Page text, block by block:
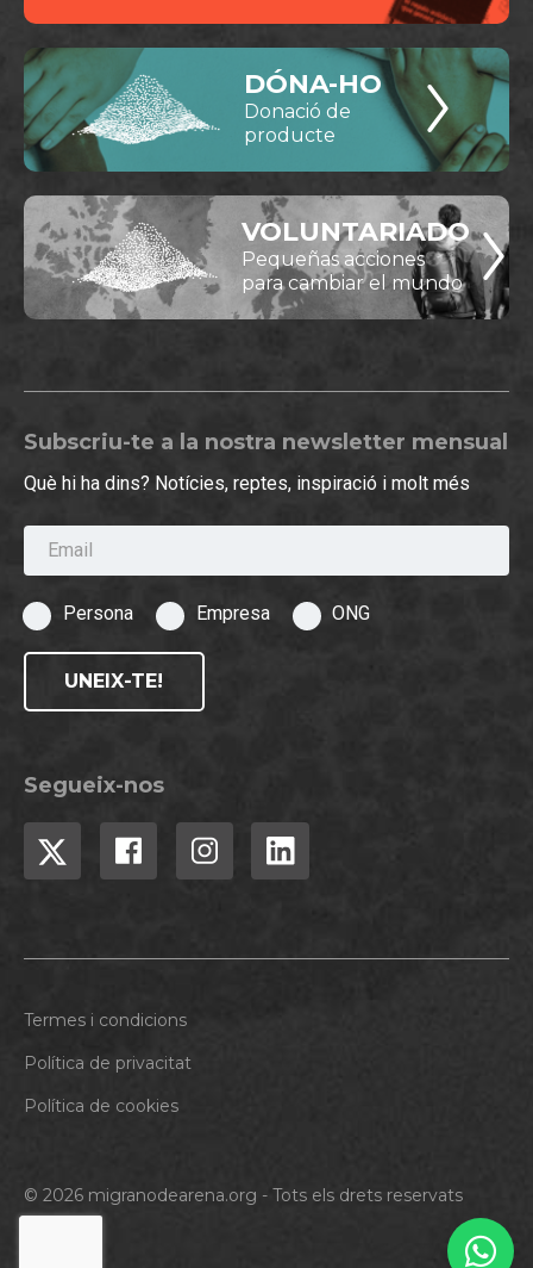
DÓNA-HO
Donació de
producte
VOLUNTARIADO
Pequeñas acciones
para cambiar el mundo
Subscriu-te a la nostra newsletter mensual
Què hi ha dins? Notícies, reptes, inspiració i molt més
Email
Persona Empresa ONG
UNEIX-TE!
Segueix-nos
© 2026 migranodearena.org - Tots els drets reservats
Termes i condicions
Política de privacitat
Política de cookies